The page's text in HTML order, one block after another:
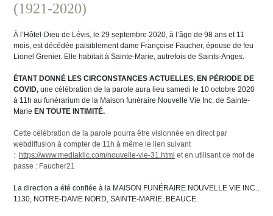
(1921-2020)
À l’Hôtel-Dieu de Lévis, le 29 septembre 2020, à l’âge de 98 ans et 11
mois, est décédée paisiblement dame Françoise Faucher, épouse de feu
Lionel Grenier. Elle habitait à Sainte-Marie, autrefois de Saints-Anges.
ÉTANT DONNÉ LES CIRCONSTANCES ACTUELLES, EN PÉRIODE DE
COVID, une célébration de la parole aura lieu samedi le 10 octobre 2020
à 11h au funérarium de la Maison funéraire Nouvelle Vie Inc. de Sainte-
Marie EN TOUTE INTIMITÉ.
Cette célébration de la parole pourra être visionnée en direct par
webdiffusion à compter de 11h à même le lien suivant
: https://www.mediaklic.com/nouvelle-vie-31.html et en utilisant ce mot de
passe : Faucher21
La direction a été confiée à la MAISON FUNÉRAIRE NOUVELLE VIE INC.,
1130, NOTRE-DAME NORD, SAINTE-MARIE, BEAUCE.